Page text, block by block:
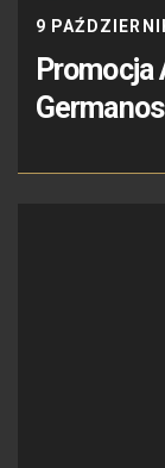
9
Promocja
Germanos